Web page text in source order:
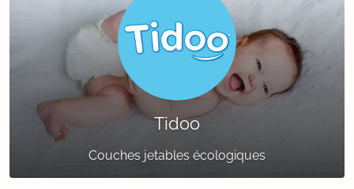
Tidoo
Couches jetables écologiques